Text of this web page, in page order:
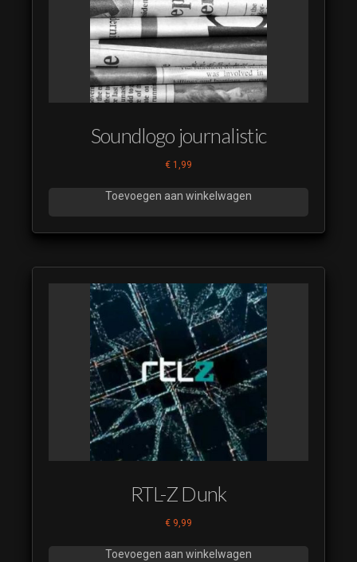
Soundlogo journalistic
€ 1,99
Toevoegen aan winkelwagen
RTL-Z Dunk
€ 9,99
Toevoegen aan winkelwagen